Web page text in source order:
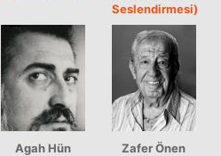
Seslendirmesi)
Agah Hün
Zafer Önen